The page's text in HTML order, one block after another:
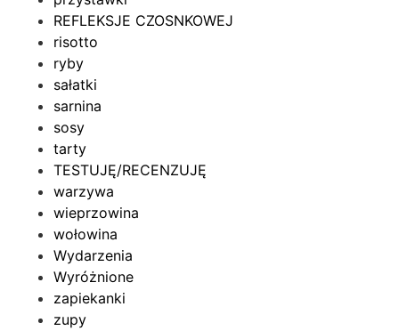
REFLEKSJE CZOSNKOWEJ
risotto
ryby
sałatki
sarnina
sosy
tarty
TESTUJĘ/RECENZUJĘ
warzywa
wieprzowina
wołowina
Wydarzenia
Wyróżnione
zapiekanki
zupy